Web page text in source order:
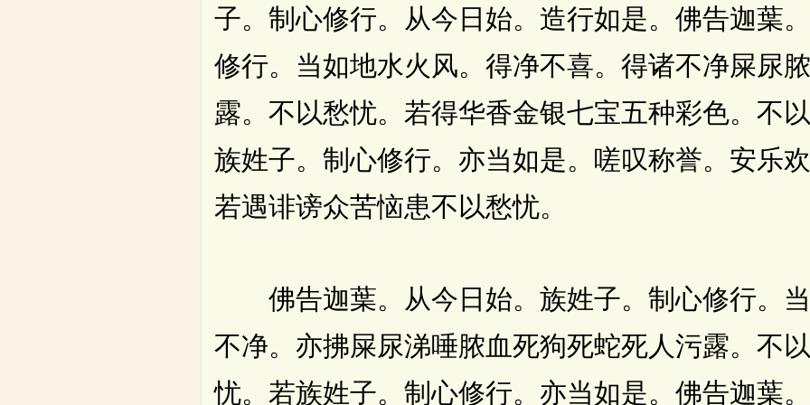
子。制心修行。从今日始。造行如是。佛告迦葉
修行。当如地水火风。得净不喜。得诸不净屎尿
露。不以愁忧。若得华香金银七宝五种彩色。不
族姓子。制心修行。亦当如是。嗟叹称誉。安乐
若遇诽谤众苦恼患不以愁忧。
佛告迦葉。从今日始。族姓子。制心修行。
不净。亦拂屎尿涕唾脓血死狗死蛇死人污露。不
忧。若族姓子。制心修行。亦当如是。佛告迦葉